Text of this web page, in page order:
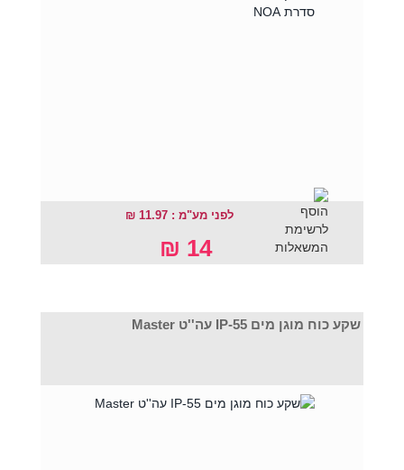
לפני מע"מ : 11.97 ₪
14 ₪
שקע כוח מוגן מים IP-55 עה''ט Master